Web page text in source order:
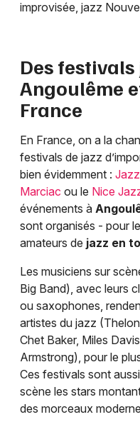
improvisée, jazz
Des festivals
Angoulême
France
En France, on a la
festivals de jazz
bien évidemment :
Marciac ou le Nice
événements à
sont organisés - pour
amateurs de jazz en
Les musiciens sur
Big Band), avec leurs
ou saxophones,
artistes du jazz
Chet Baker, Miles
Armstrong), pour le
Ces festivals sont
scène les stars
des morceaux